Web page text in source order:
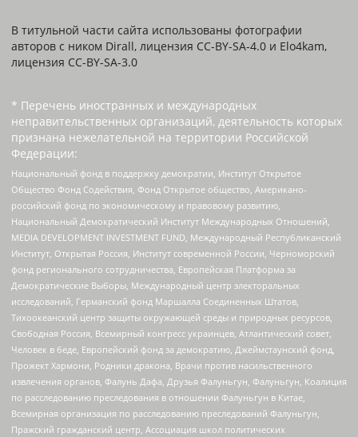
В титульной части сайта использованы фотографии
авторов с ником Dirall, лицензия CC-BY-SA-4.0 и Elo4kam,
лицензия CC-BY-SA-3.0
* Перечень иностранных и международных
неправительственных организаций, деятельность которых
признана нежелательной на территории Российской
Федерации:
Национальный фонд в поддержку демократии, Институт Открытое
Общество Фонд Содействия, Фонд Открытое общество, Американо-
российский фонд по экономическому и правовому развитию,
Национальный Демократический Институт Международных Отношений,
MEDIA DEVELOPMENT INVESTMENT FUND, Международный Республиканский
Институт, Открытая Россия, Институт современной России, Черноморский
фонд регионального сотрудничества, Европейская Платформа за
Демократические Выборы, Международный центр электоральных
исследований, Германский фонд Маршалла Соединенных Штатов,
Тихоокеанский центр защиты окружающей среды и природных ресурсов,
Свободная Россия, Всемирный конгресс украинцев, Атлантический совет,
Человек в беде, Европейский фонд за демократию, Джеймстаунский фонд,
Прожект Хармони, Родники дракона, Врачи против насильственного
извлечения органов, Фалунь Дафа, Друзья Фалуньгун, Фалуньгун, Коалиция
по расследованию преследования в отношении Фалуньгун в Китае,
Всемирная организация по расследованию преследований Фалуньгун,
Пражский гражданский центр, Ассоциация школ политических